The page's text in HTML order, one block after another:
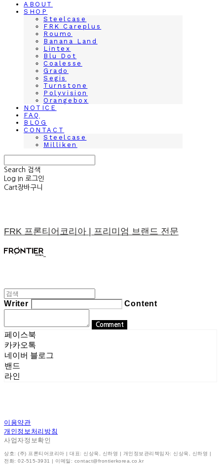
ABOUT
SHOP
Steelcase
FRK Careplus
Roumo
Banana Land
Lintex
Blu Dot
Coalesse
Grado
Segis
Turnstone
Polyvision
Orangebox
NOTICE
FAQ
BLOG
CONTACT
Steelcase
Milliken
Search 검색
Log In 로그인
Cart장바구니
FRK 프론티어코리아 | 프리미엄 브랜드 전문
Writer Content
Comment
페이스북
카카오톡
네이버 블로그
밴드
라인
이용약관
개인정보처리방침
사업자정보확인
상호: (주) 프론티어코리아 | 대표: 신상욱, 신하영 | 개인정보관리책임자: 신상욱, 신하영 |
전화: 02-515-3931 | 이메일: contact@frontierkorea.co.kr